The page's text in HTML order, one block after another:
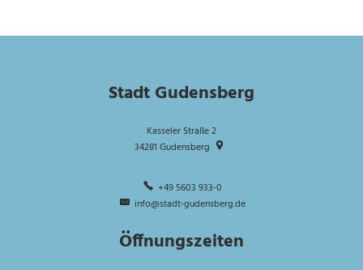
Stadt Gudensberg
Kasseler Straße 2
34281 Gudensberg
+49 5603 933-0
info@stadt-gudensberg.de
Öffnungszeiten